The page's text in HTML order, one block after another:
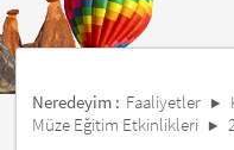
Neredeyim : Faaliyetler
Müze Eğitim Etkinlikleri